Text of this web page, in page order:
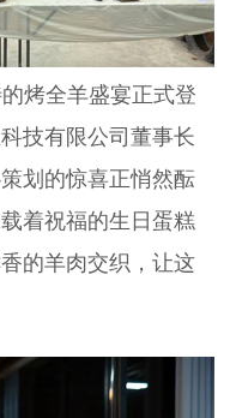
烤全羊盛宴正式登
技有限公司董事长
划的惊喜正悄然酝
着祝福的生日蛋糕
的羊肉交织，让这